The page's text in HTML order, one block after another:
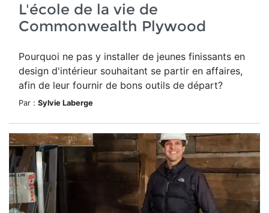
L'école de la vie de
Commonwealth Plywood
Pourquoi ne pas y installer de jeunes finissants en
design d'intérieur souhaitant se partir en affaires,
afin de leur fournir de bons outils de départ?
Par : Sylvie Laberge